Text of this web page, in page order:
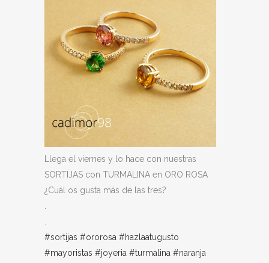
Llega el viernes y lo hace con nuestras
SORTIJAS con TURMALINA en ORO ROSA
¿Cuál os gusta más de las tres?
#sortijas #ororosa #hazlaatugusto
#mayoristas #joyeria #turmalina #naranja